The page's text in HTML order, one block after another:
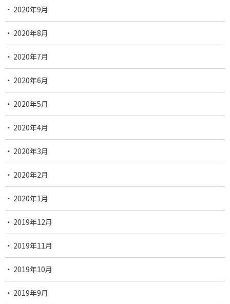
2020年9月
2020年8月
2020年7月
2020年6月
2020年5月
2020年4月
2020年3月
2020年2月
2020年1月
2019年12月
2019年11月
2019年10月
2019年9月